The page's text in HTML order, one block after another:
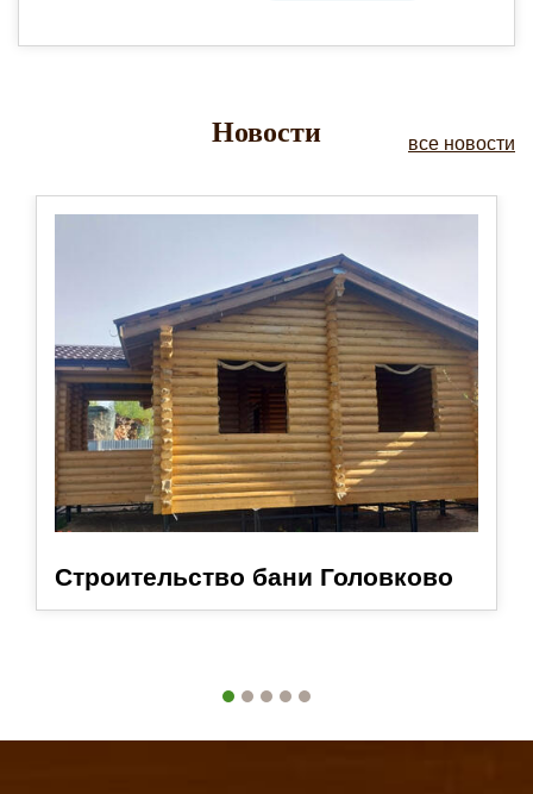
Новости все новости
Строительство бани Головково